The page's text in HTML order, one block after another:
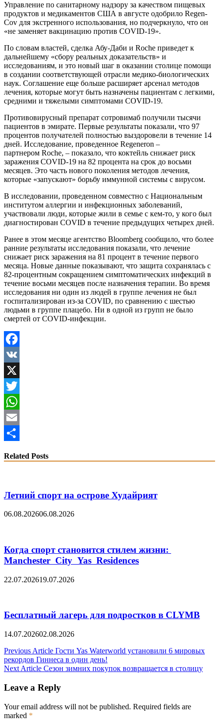
Управление по санитарному надзору за качеством пищевых
продуктов и медикаментов США в августе одобрило Regen-
Cov для экстренного использования, но подчеркнуло, что он
«не заменяет вакцинацию против COVID-19».
По словам властей, сделка Абу-Даби и Roche приведет к
дальнейшему «сбору реальных доказательств» и
исследованиям, и это новый шаг в оказании столице помощи
в создании соответствующей отрасли медико-биологических
наук. Соглашение еще больше расширяет арсенал методов
лечения, которые могут быть назначены пациентам с легкими,
средними и тяжелыми симптомами COVID-19.
Противовирусный препарат сотровимаб получили тысячи
пациентов в эмирате. Первые результаты показали, что 97
процентов получателей полностью выздоровели в течение 14
дней. Исследование, проведенное Regeneron –
партнером Roche, – показало, что коктейль снижает риск
заражения COVID-19 на 82 процента на срок до восьми
месяцев. Это часть нового поколения методов лечения,
которые «запускают» борьбу иммунной системы с вирусом.
В исследовании, проведенном совместно с Национальным
институтом аллергии и инфекционных заболеваний,
участвовали люди, которые жили в семье с кем-то, у кого был
диагностирован COVID в течение предыдущих четырех дней.
Ранее в этом месяце агентство Bloomberg сообщило, что более
ранние результаты исследования показали, что лечение
снижает риск заражения на 81 процент в течение первого
месяца. Новые данные показывают, что защита сохранялась с
82-процентным сокращением симптоматических инфекций в
течение восьми месяцев после назначения терапии. Во время
исследования ни один из людей в группе лечения не был
госпитализирован из-за COVID, по сравнению с шестью
людьми в группе плацебо. Ни в одной из групп не было
смертей от COVID-инфекции.
Facebook
VK
X
Twitter
WhatsApp
Email
Related Posts
Летний спорт на острове Худайрият
06.08.202606.08.2026
Когда спорт становится стилем жизни:
Manchester City Yas Residences
22.07.202619.07.2026
Бесплатный лагерь для подростков в CLYMB
14.07.202602.08.2026
Post
navigation
Previous Article Гости Yas Waterworld установили 6 мировых
рекордов Гиннеса в один день!
Next Article Сезон зимних покупок возвращается в столицу
Leave a Reply
Your email address will not be published. Required fields are
marked *